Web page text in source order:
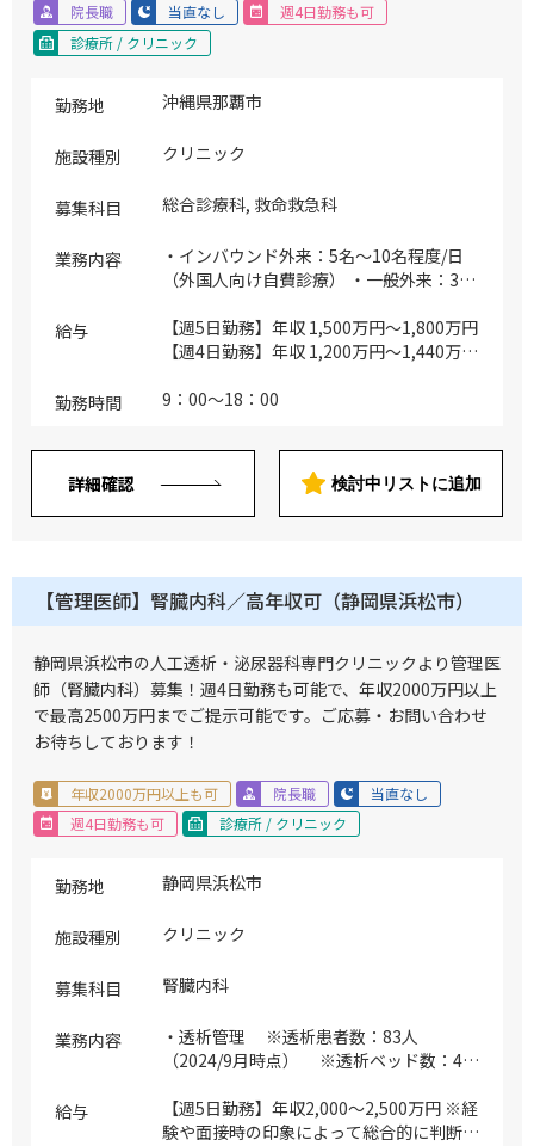
院長職 当直なし
週4日勤務も可
診療所 / クリニック
勤務地 沖縄県那覇市
施設種別 クリニック
募集科目 総合診療科, 救命救急科
業務内容
・インバウンド外来：5名～10名程度/日
（外国人向け自費診療） ・一般外来：30
本人向け保険診療） ・オンライン診療：
～5名程度（繁忙期でも～10名程度/日を
り) ・医事文書作成(患者アフターフォロー
の営業など)/国際診療部での連携/院内マ
ネジメント ・外国語での診療（英語での
診療可能医師歓迎／看護師、医療通訳者の
サポートあり） ※主な対象疾患：発熱、
を含む）、外傷(捻挫対応、骨折(保存的治
療)、ナート)持参薬が不足した等の医療相
なものは連携先病院へ紹介、もしくは搬送
対応となります ※必要手技：医事文書作
成（各種診断書、紹介状などの英語文書）
※ご勤務としては1次救急～2次救急の間
のイメージになります(1次救急の初期対応
が可能な方であればご勤務可能です) ※ウ
ォークインで来られる患者様が8割を占
め、2割程度救急車でお越しになる方もお
場合は近隣の連携病院へ搬送いただくこと
給与
【週5日勤務】年収 1,500万円～1,800万円
【週4日勤務】年収 1,200万円～1,440万円
当含む
勤務時間 9：00～18：00
詳細確認 検討中リストに追加
【管理医師】腎臓内科／高年収可（静岡県浜松市）
静岡県浜松市の人工透析・泌尿器科専門クリニックより管理医
師（腎臓内科）募集！週4日勤務も可能で、年収2000万円以上
で最高2500万円までご提示可能です。ご応募・お問い合わせ
お待ちしております！
年収2000万円以上も可 院長職
当直なし
週4日勤務も可
診療所 / クリニック
勤務地 静岡県浜松市
施設種別 クリニック
募集科目 腎臓内科
業務内容
・透析管理 ※透析患者数：83人
（2024/9月時点） ※透析ベッド数：48
臓領域の外来は入職後実施予定
給与
【週5日勤務】年収2,000～2,500万円 ※経
験や面接時の印象によって総合的に判断